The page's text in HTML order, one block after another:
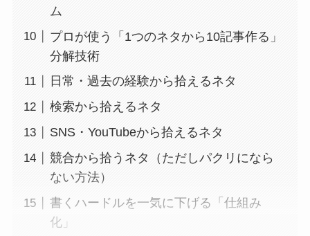
ム
プロが使う「1つのネタから10記事作る」
分解技術
日常・過去の経験から拾えるネタ
検索から拾えるネタ
SNS・YouTubeから拾えるネタ
競合から拾うネタ（ただしパクリになら
ない方法）
書くハードルを一気に下げる「仕組み
化」